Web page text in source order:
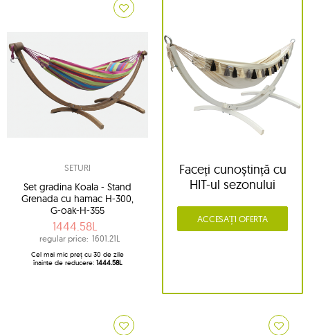
SETURI
Set gradina Koala - Stand
Grenada cu hamac H-300,
G-oak-H-355
1444.58L
regular price: 1601.21L
Cel mai mic preț cu 30 de zile
înainte de reducere: 1444.58L
Faceți cunoștință cu
HIT-ul sezonului
ACCESAȚI OFERTA